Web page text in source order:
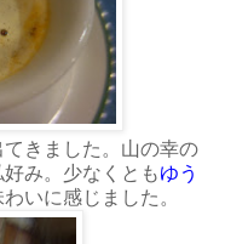
きました。山の幸の
み。少なくともゆう
いに感じました。